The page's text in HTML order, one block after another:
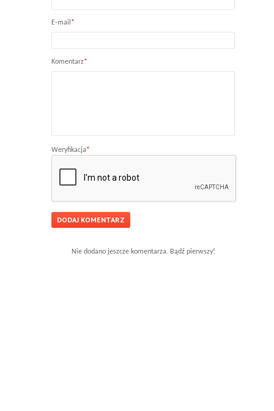
E-mail *
Komentarz*
Weryfikacja*
Nie dodano jeszcze komentarza. Bądź pierwszy!